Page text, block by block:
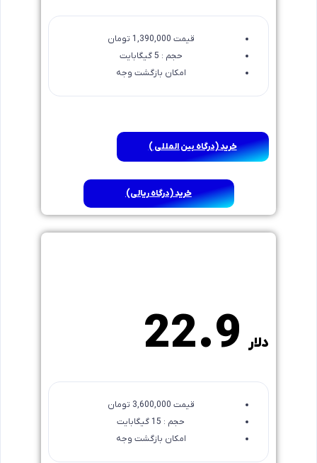
قیمت 1,390,000 تومان
حجم : 5 گیگابایت
امکان بازگشت وجه
خرید (درگاه بین المللی )
خرید (درگاه ریالی)
دلار 22.9
قیمت 3,600,000 تومان
حجم : 15 گیگابایت
امکان بازگشت وجه